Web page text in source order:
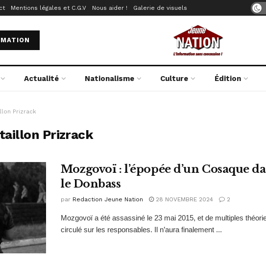
Mentions légales et C.G.V Nous aider ! Galerie de visuels
Actualité Nationalisme Culture Édition
Prizrack
Prizrack
Mozgovoï : l’épopée d’un Cosaque
le Donbass
par Redaction Jeune Nation 28 NOVEMBRE 2024 2
Mozgovoï a été assassiné le 23 mai 2015, et de multiples
circulé sur les responsables. Il n’aura finalement ...